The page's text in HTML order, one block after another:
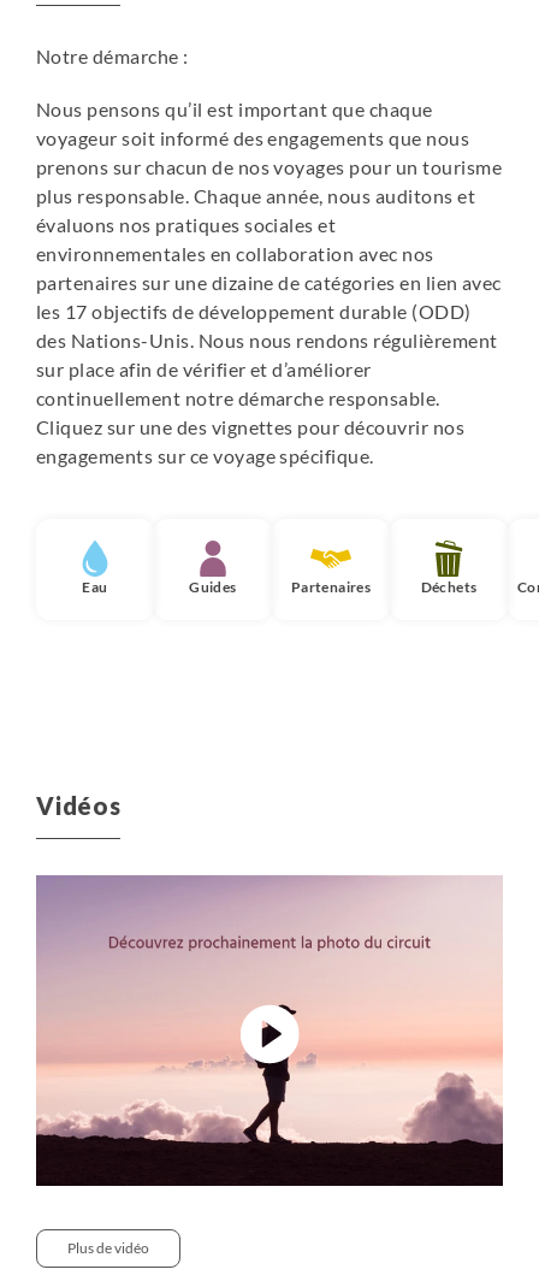
Notre démarche :
Nous pensons qu’il est important que chaque
voyageur soit informé des engagements que nous
prenons sur chacun de nos voyages pour un tourisme
plus responsable. Chaque année, nous auditons et
évaluons nos pratiques sociales et
environnementales en collaboration avec nos
partenaires sur une dizaine de catégories en lien avec
les 17 objectifs de développement durable (ODD)
des Nations-Unis. Nous nous rendons régulièrement
sur place afin de vérifier et d’améliorer
continuellement notre démarche responsable.
Cliquez sur une des vignettes pour découvrir nos
engagements sur ce voyage spécifique.
Eau Guides Partenaires Déchets
Vidéos
Plus de vidéo